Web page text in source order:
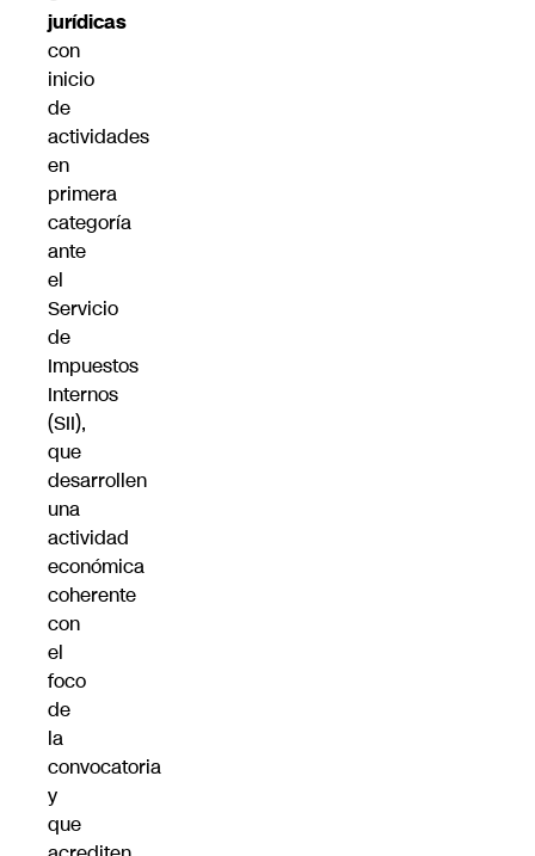
jurídicas
con
inicio
de
actividades
en
primera
categoría
ante
el
Servicio
de
Impuestos
Internos
(SII),
que
desarrollen
una
actividad
económica
coherente
con
el
foco
de
la
convocatoria
y
que